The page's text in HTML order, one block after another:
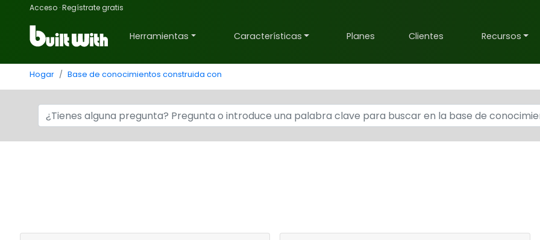
Acceso ·Regístrate gratis
Herramientas Características Planes Clientes Recursos
Hogar Base de conocimientos construida con